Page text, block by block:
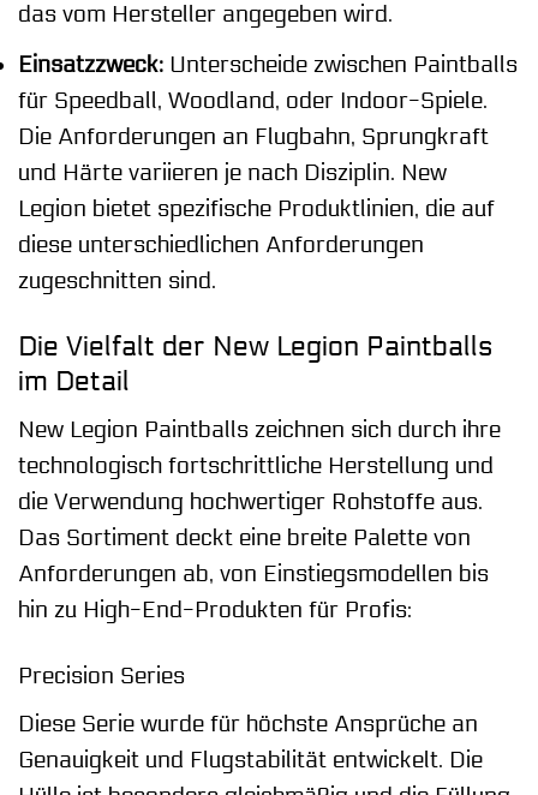
das vom Hersteller angegeben wird.
Einsatzzweck: Unterscheide zwischen Paintballs
für Speedball, Woodland, oder Indoor-Spiele.
Die Anforderungen an Flugbahn, Sprungkraft
und Härte variieren je nach Disziplin. New
Legion bietet spezifische Produktlinien, die auf
diese unterschiedlichen Anforderungen
zugeschnitten sind.
Die Vielfalt der New Legion Paintballs
im Detail
New Legion Paintballs zeichnen sich durch ihre
technologisch fortschrittliche Herstellung und
die Verwendung hochwertiger Rohstoffe aus.
Das Sortiment deckt eine breite Palette von
Anforderungen ab, von Einstiegsmodellen bis
hin zu High-End-Produkten für Profis:
Precision Series
Diese Serie wurde für höchste Ansprüche an
Genauigkeit und Flugstabilität entwickelt. Die